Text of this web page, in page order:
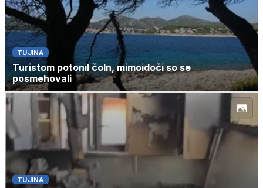
TUJINA
Turistom potonil čoln, mimoidoči so se
posmehovali
TUJINA